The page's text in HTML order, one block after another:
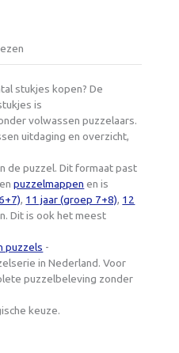
stukjes kopen? De
is
volwassen puzzelaars.
uitdaging en overzicht,
de puzzel. Dit formaat past
enpuzzelmappen en is
, 11 jaar (groep 7+8), 12
Dit is ook het meest
puzzels -
in Nederland. Voor
puzzelbeleving zonder
keuze.